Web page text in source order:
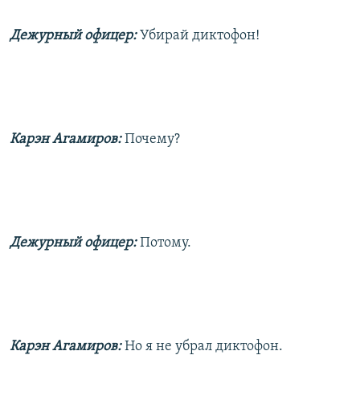
Дежурный офицер:Убирай диктофон!
Карэн Агамиров:Почему?
Дежурный офицер:Потому.
Карэн Агамиров:Но я не убрал диктофон.